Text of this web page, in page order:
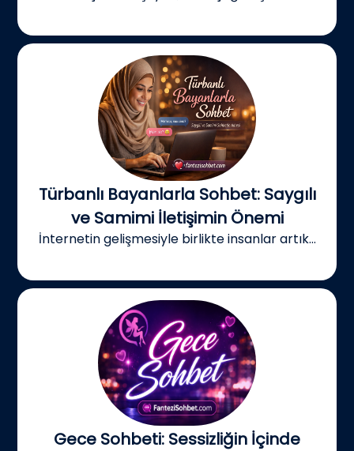
Türbanlı Bayanlarla Sohbet: Saygılı
ve Samimi İletişimin Önemi
İnternetin gelişmesiyle birlikte insanlar artık...
Gece Sohbeti: Sessizliğin İçinde